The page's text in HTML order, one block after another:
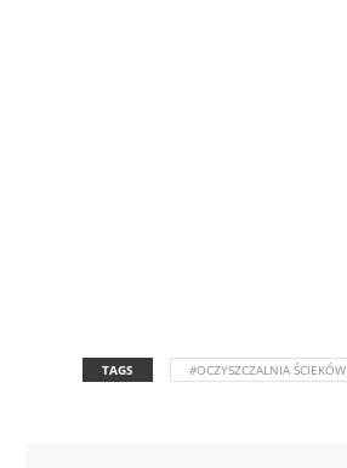
TAGS #OCZYSZCZALNIA ŚCIEKÓW